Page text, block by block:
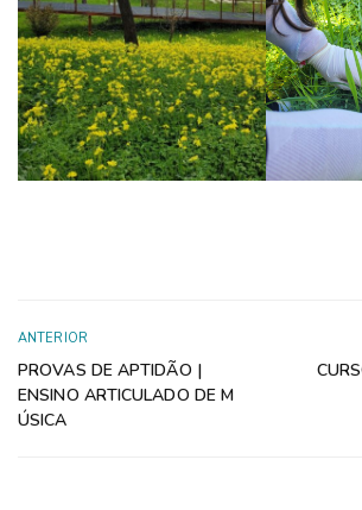
ANTERIOR
PROVAS DE APTIDÃO |
ENSINO ARTICULADO DE M
ÚSICA